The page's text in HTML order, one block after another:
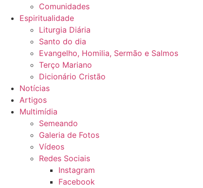
Comunidades
Espiritualidade
Liturgia Diária
Santo do dia
Evangelho, Homilia, Sermão e Salmos
Terço Mariano
Dicionário Cristão
Notícias
Artigos
Multimídia
Semeando
Galeria de Fotos
Vídeos
Redes Sociais
Instagram
Facebook